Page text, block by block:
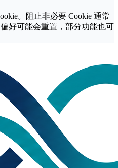
。阻止非必要 Cookie 通常
好可能会重置，部分功能也可